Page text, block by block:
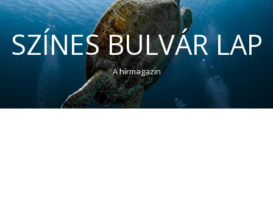
SZÍNES BULVÁR LAP
A hírmagazin